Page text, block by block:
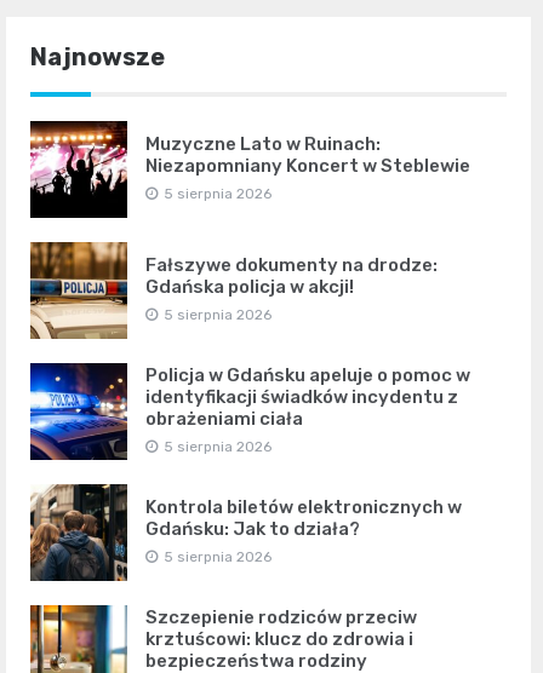
Najnowsze
Muzyczne Lato w Ruinach:
Niezapomniany Koncert w Steblewie
5 sierpnia 2026
Fałszywe dokumenty na drodze:
Gdańska policja w akcji!
5 sierpnia 2026
Policja w Gdańsku apeluje o pomoc w
identyfikacji świadków incydentu z
obrażeniami ciała
5 sierpnia 2026
Kontrola biletów elektronicznych w
Gdańsku: Jak to działa?
5 sierpnia 2026
Szczepienie rodziców przeciw
krztuścowi: klucz do zdrowia i
bezpieczeństwa rodziny